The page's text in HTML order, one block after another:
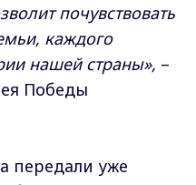
почувствовать
каждого
нашей страны», –
Победы
передали уже